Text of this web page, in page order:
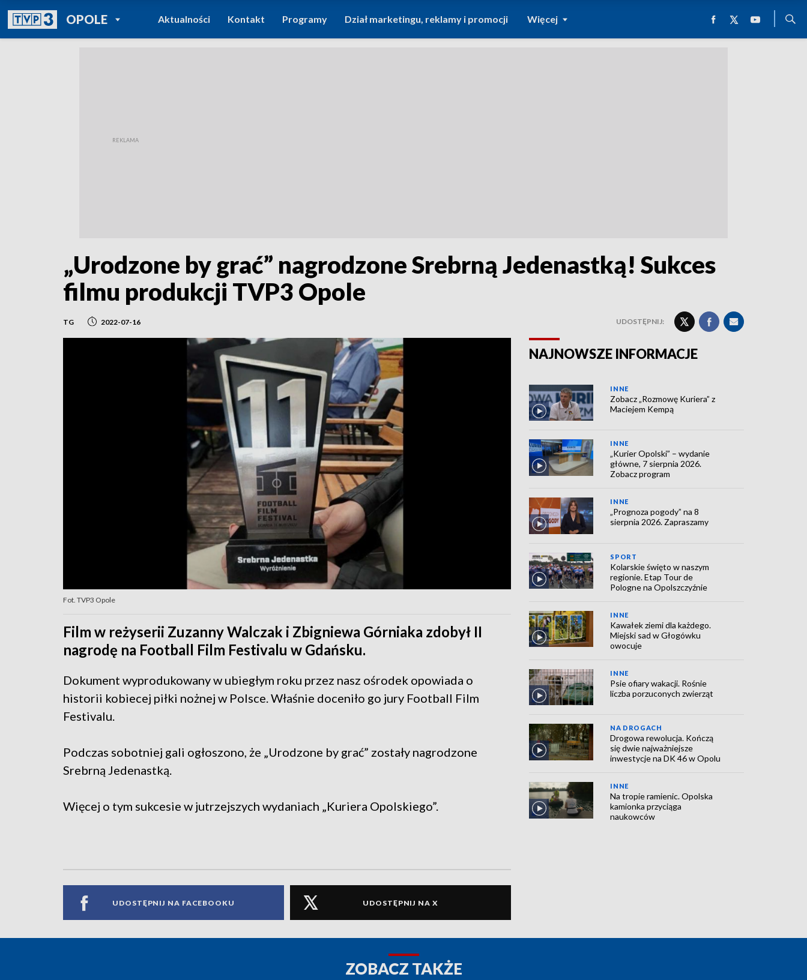
OPOLEPOWRÓT DO
TVP REGIONY
Aktualności Kontakt Programy Dział marketingu, reklamy i promocji Więcej
„Urodzone by grać” nagrodzone Srebrną Jedenastką! Sukces
filmu produkcji TVP3 Opole
TG 2022-07-16 UDOSTĘPNIJ:
Fot. TVP3 Opole
Film w reżyserii Zuzanny Walczak i Zbigniewa Górniaka zdobył II
nagrodę na Football Film Festivalu w Gdańsku.
Dokument wyprodukowany w ubiegłym roku przez nasz ośrodek opowiada o
historii kobiecej piłki nożnej w Polsce. Właśnie doceniło go jury Football Film
Festivalu.
Podczas sobotniej gali ogłoszono, że „Urodzone by grać” zostały nagrodzone
Srebrną Jedenastką.
Więcej o tym sukcesie w jutrzejszych wydaniach „Kuriera Opolskiego”.
UDOSTĘPNIJ NA FACEBOOKU UDOSTĘPNIJ NA X
NAJNOWSZE INFORMACJE
INNE
Zobacz „Rozmowę Kuriera” z
Maciejem Kempą
INNE
„Kurier Opolski” – wydanie
główne, 7 sierpnia 2026.
Zobacz program
INNE
„Prognoza pogody” na 8
sierpnia 2026. Zapraszamy
SPORT
Kolarskie święto w naszym
regionie. Etap Tour de
Pologne na Opolszczyźnie
INNE
Kawałek ziemi dla każdego.
Miejski sad w Głogówku
owocuje
INNE
Psie ofiary wakacji. Rośnie
liczba porzuconych zwierząt
NA DROGACH
Drogowa rewolucja. Kończą
się dwie najważniejsze
inwestycje na DK 46 w Opolu
INNE
Na tropie ramienic. Opolska
kamionka przyciąga
naukowców
ZOBACZ TAKŻE